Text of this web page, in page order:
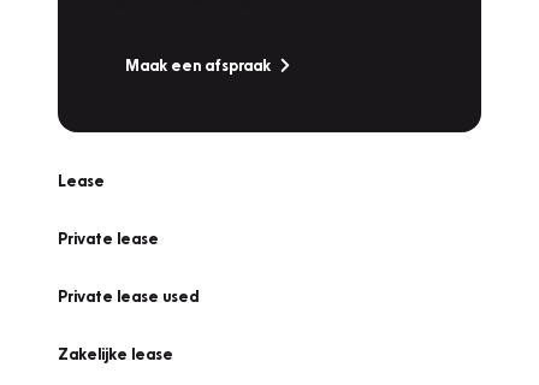
Maak een afspraak
Lease
Private lease
Private lease used
Zakelijke lease